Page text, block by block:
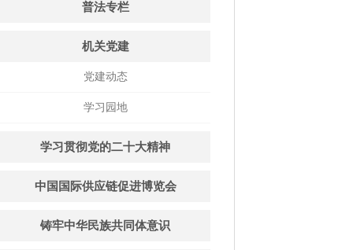
普法专栏
机关党建
党建动态
学习园地
学习贯彻党的二十大精神
中国国际供应链促进博览会
铸牢中华民族共同体意识